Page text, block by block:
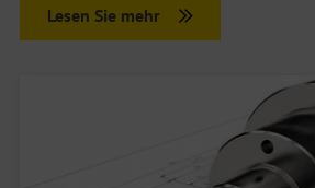
Lesen Sie mehr